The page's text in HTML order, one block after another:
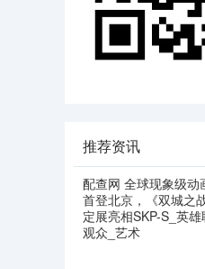
推荐资讯
配查网 全球现象级动
首登北京，《双城之
定展亮相SKP-S_英雄
观众_艺术